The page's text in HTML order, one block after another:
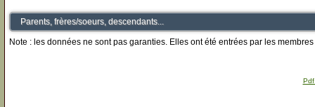
Parents, frères/soeurs, descendants...
Note : les données ne sont pas garanties. Elles ont été entrées par les
Pdf